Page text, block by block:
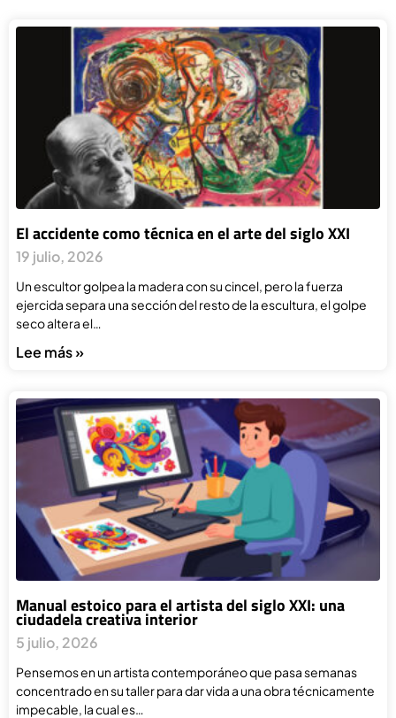
El accidente como técnica en el arte del siglo XXI
19 julio, 2026
Un escultor golpea la madera con su cincel, pero la fuerza
ejercida separa una sección del resto de la escultura, el golpe
seco altera el…
Lee más »
Manual estoico para el artista del siglo XXI: una
ciudadela creativa interior
5 julio, 2026
Pensemos en un artista contemporáneo que pasa semanas
concentrado en su taller para dar vida a una obra técnicamente
impecable, la cual es…